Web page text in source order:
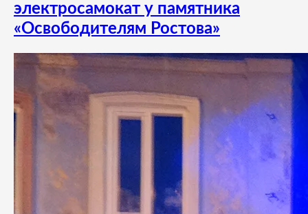
электросамокат у памятника
«Освободителям Ростова»